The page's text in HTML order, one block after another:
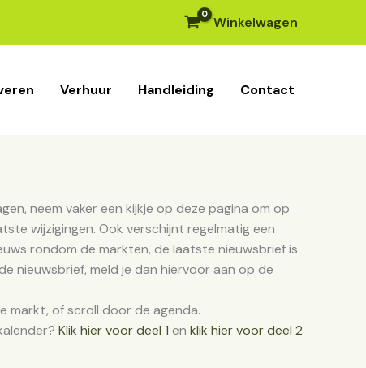
Winkelwagen
Verhuur Handleiding Contact
neem vaker een kijkje op deze pagina om op
wijzigingen. Ook verschijnt regelmatig een
rondom de markten, de laatste nieuwsbrief is
nieuwsbrief, meld je dan hiervoor aan op de
markt, of scroll door de agenda.
Klik hier voor deel 1 en klik hier voor deel 2